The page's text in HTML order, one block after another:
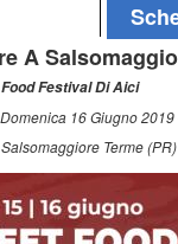
A
Festival Di Aici
16 Giugno 2019
Terme (PR)